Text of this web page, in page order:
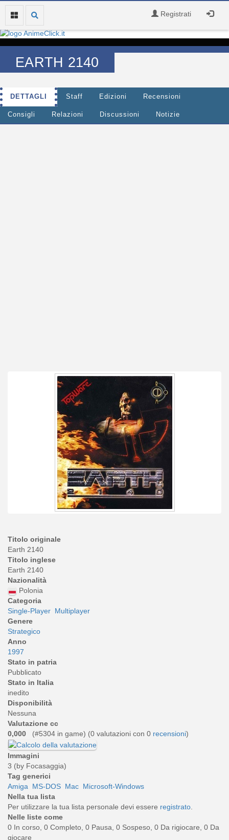
Registrati
EARTH 2140
DETTAGLI Staff Edizioni Recensioni
Consigli Relazioni Discussioni Notizie
Titolo originale
Earth 2140
Titolo inglese
Earth 2140
Nazionalità
Polonia
Categoria
Single-Player Multiplayer
Genere
Strategico
Anno
1997
Stato in patria
Pubblicato
Stato in Italia
inedito
Disponibilità
Nessuna
Valutazione cc
0,000
(#5304 in game) (0 valutazioni con 0 recensioni)
Immagini
3 (by Focasaggia)
Tag generici
Amiga
MS-DOS Mac Microsoft-Windows
Nella tua lista
Per utilizzare la tua lista personale devi essere registrato
Nelle liste come
0 In corso, 0 Completo, 0 Pausa, 0 Sospeso, 0 Da rigiocare, 0 Da
giocare